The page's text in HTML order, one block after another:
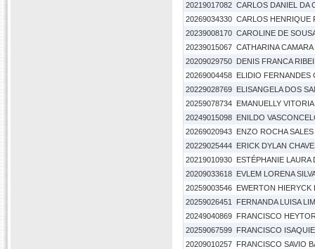
20219017082 CARLOS DANIEL DA
20269034330 CARLOS HENRIQUE
20239008170 CAROLINE DE
20239015067 CATHARINA
20209029750 DENIS FRANCA
20269004458 ELIDIO FERNANDES
20229028769 ELISANGELA DOS
20259078734 EMANUELLY
20249015098 ENILDO
20269020943 ENZO ROCHA
20229025444 ERICK DYLAN
20219010930 ESTÉPHANIE LAURA
20209033618 EVLEM LORENA
20259003546 EWERTON HIERYCK
20259026451
FERNANDA LUISA
20249040869 FRANCISCO
20259067599 FRANCISCO
20209010257 FRANCISCO SAVIO